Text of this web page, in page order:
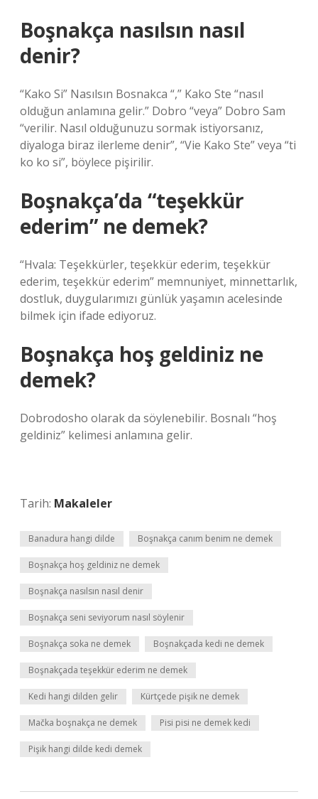
Boşnakça nasılsın nasıl
denir?
“Kako Si” Nasılsın Bosnakca “,” Kako Ste “nasıl
olduğun anlamına gelir.” Dobro “veya” Dobro Sam
“verilir. Nasıl olduğunuzu sormak istiyorsanız,
diyaloga biraz ilerleme denir”, “Vie Kako Ste” veya “ti
ko ko si”, böylece pişirilir.
Boşnakça’da “teşekkür
ederim” ne demek?
“Hvala: Teşekkürler, teşekkür ederim, teşekkür
ederim, teşekkür ederim” memnuniyet, minnettarlık,
dostluk, duygularımızı günlük yaşamın acelesinde
bilmek için ifade ediyoruz.
Boşnakça hoş geldiniz ne
demek?
Dobrodosho olarak da söylenebilir. Bosnalı “hoş
geldiniz” kelimesi anlamına gelir.
Tarih: Makaleler
Banadura hangi dilde Boşnakça canım benim ne demek
Boşnakça hoş geldiniz ne demek
Boşnakça nasılsın nasıl denir
Boşnakça seni seviyorum nasıl söylenir
Boşnakça soka ne demek Boşnakçada kedi ne demek
Boşnakçada teşekkür ederim ne demek
Kedi hangi dilden gelir Kürtçede pişik ne demek
Mačka boşnakça ne demek Pisi pisi ne demek kedi
Pişik hangi dilde kedi demek